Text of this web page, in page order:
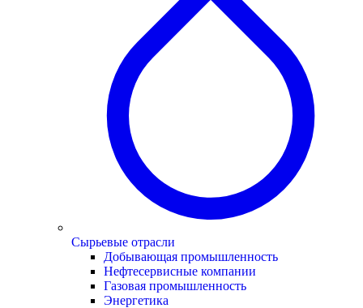
Сырьевые отрасли
Добывающая промышленность
Нефтесервисные компании
Газовая промышленность
Энергетика